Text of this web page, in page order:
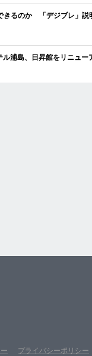
きるのか 「デジブレ」説
浦島、日昇館をリニュー
プライバシーポリシー